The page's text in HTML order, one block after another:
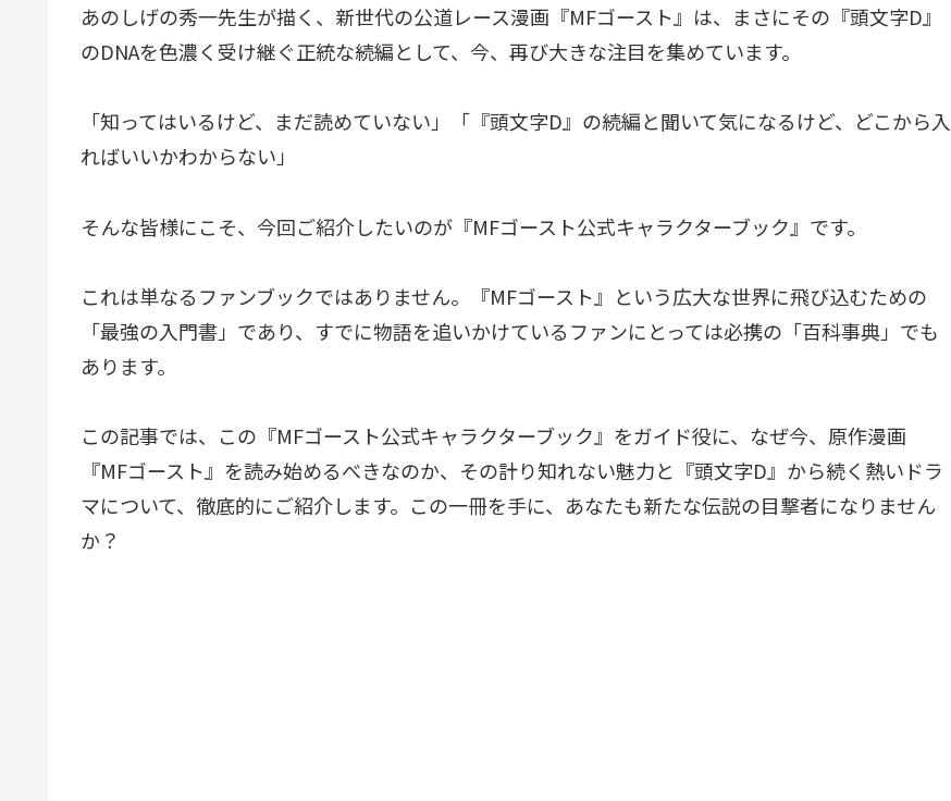
あのしげの秀一先生が描く、新世代の公道レース漫画『MFゴースト』は、まさにその『頭文字D』
のDNAを色濃く受け継ぐ正統な続編として、今、再び大きな注目を集めています。
「知ってはいるけど、まだ読めていない」「『頭文字D』の続編と聞いて気になるけど、どこから入
ればいいかわからない」
そんな皆様にこそ、今回ご紹介したいのが『MFゴースト公式キャラクターブック』です。
これは単なるファンブックではありません。『MFゴースト』という広大な世界に飛び込むための
「最強の入門書」であり、すでに物語を追いかけているファンにとっては必携の「百科事典」でも
あります。
この記事では、この『MFゴースト公式キャラクターブック』をガイド役に、なぜ今、原作漫画
『MFゴースト』を読み始めるべきなのか、その計り知れない魅力と『頭文字D』から続く熱いドラ
マについて、徹底的にご紹介します。この一冊を手に、あなたも新たな伝説の目撃者になりません
か？